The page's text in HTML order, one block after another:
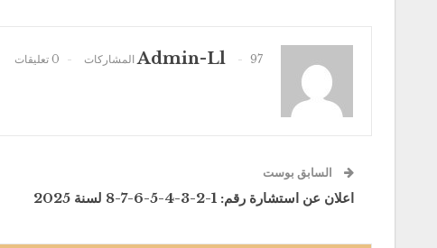
Admin-Ll 97 المشاركات 0 تعليقات
السابق بوست
اعلان عن استشارة رقم: 1-2-3-4-5-6-7-8 لسنة 2025